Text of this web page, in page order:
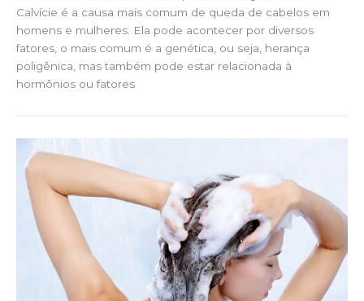
Calvície é a causa mais comum de queda de cabelos em
homens e mulheres. Ela pode acontecer por diversos
fatores, o mais comum é a genética, ou seja, herança
poligênica, mas também pode estar relacionada à
hormônios ou fatores